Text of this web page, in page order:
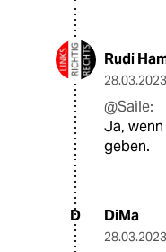
Rudi
28.03.2023
@Saile:
Ja,
geben.
D DiMa
28.03.2023